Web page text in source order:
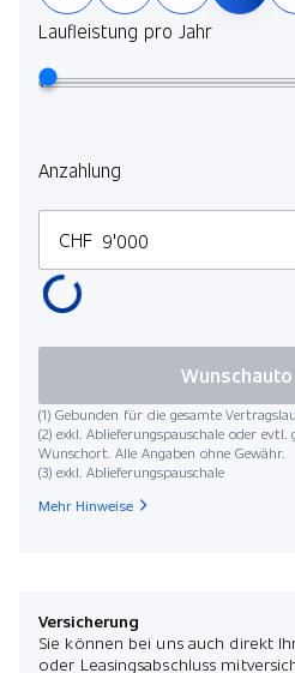
Laufleistung pro Jahr
Anzahlung
CHF
(1) Gebunden für die gesamte
(2) exkl. Ablieferungspauschale oder
Wunschort. Alle Angaben ohne Gewähr.
(3) exkl. Ablieferungspauschale
Mehr Hinweise
Versicherung
Sie können bei uns auch direkt
oder Leasingsabschluss